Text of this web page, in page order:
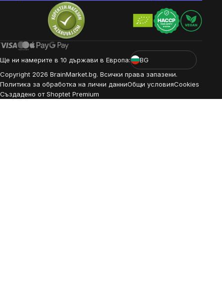
Ще ни намерите в 10 държави в Европа:
BG
Copyright 2026 BrainMarket.bg. Всички права запазени.
Политика за обработка на лични данниОбщи условияCookies
Създадено от Shoptet Premium